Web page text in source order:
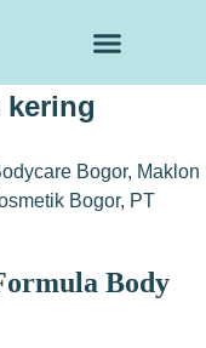
kering
Bogor, Maklon
Bogor, PT
Body